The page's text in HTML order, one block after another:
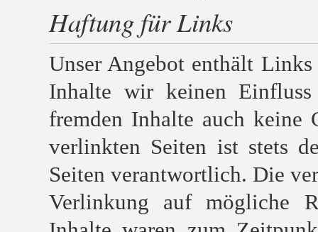
Haftung für Links
Unser Angebot enthält
Inhalte wir keinen
fremden Inhalte auch keine
verlinkten Seiten ist stets
Seiten verantwortlich. Die
Verlinkung auf mögliche